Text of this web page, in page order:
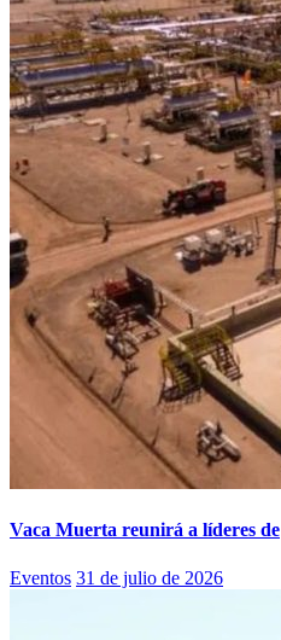
Vaca Muerta reunirá a líderes de
Eventos 31 de julio de 2026